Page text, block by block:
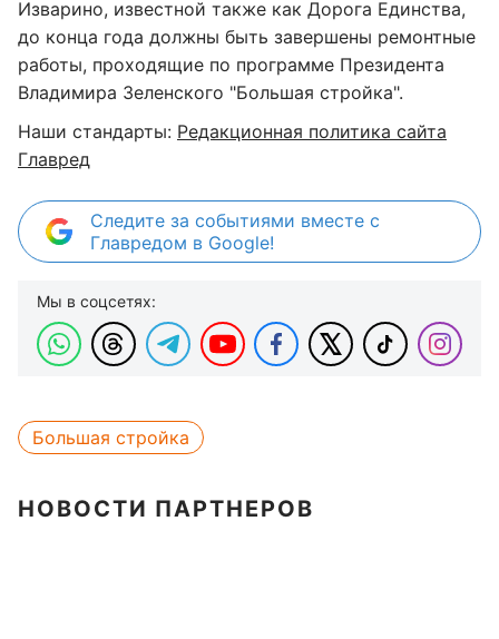
Изварино, известной также как Дорога Единства,
до конца года должны быть завершены ремонтные
работы, проходящие по программе Президента
Владимира Зеленского "Большая стройка".
Наши стандарты: Редакционная политика сайта
Главред
Следите за событиями вместе с
Главредом в Google!
Мы в соцсетях:
Большая стройка
НОВОСТИ ПАРТНЕРОВ